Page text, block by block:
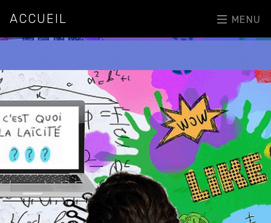
ACCUEIL MENU